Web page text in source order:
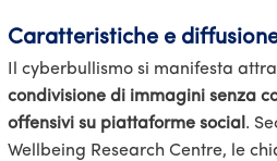
Caratteristiche e
Il cyberbullismo si manifesta
condivisione di immagini senza
offensivi su piattaforme social .
Wellbeing Research Centre, le